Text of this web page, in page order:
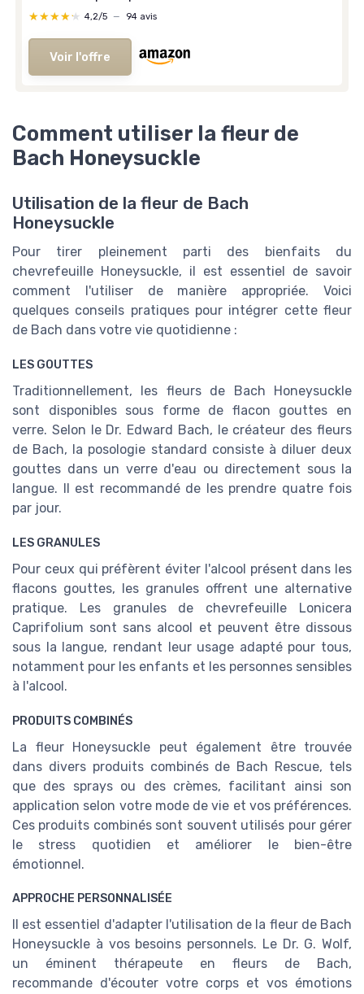
★★★★★
★★★★★ 4,2/5 — 94 avis
Voir l'offre
Comment utiliser la fleur de
Bach Honeysuckle
Utilisation de la fleur de Bach
Honeysuckle
Pour tirer pleinement parti des bienfaits du
chevrefeuille Honeysuckle, il est essentiel de savoir
comment l'utiliser de manière appropriée. Voici
quelques conseils pratiques pour intégrer cette fleur
de Bach dans votre vie quotidienne :
LES GOUTTES
Traditionnellement, les fleurs de Bach Honeysuckle
sont disponibles sous forme de flacon gouttes en
verre. Selon le Dr. Edward Bach, le créateur des fleurs
de Bach, la posologie standard consiste à diluer deux
gouttes dans un verre d'eau ou directement sous la
langue. Il est recommandé de les prendre quatre fois
par jour.
LES GRANULES
Pour ceux qui préfèrent éviter l'alcool présent dans les
flacons gouttes, les granules offrent une alternative
pratique. Les granules de chevrefeuille Lonicera
Caprifolium sont sans alcool et peuvent être dissous
sous la langue, rendant leur usage adapté pour tous,
notamment pour les enfants et les personnes sensibles
à l'alcool.
PRODUITS COMBINÉS
La fleur Honeysuckle peut également être trouvée
dans divers produits combinés de Bach Rescue, tels
que des sprays ou des crèmes, facilitant ainsi son
application selon votre mode de vie et vos préférences.
Ces produits combinés sont souvent utilisés pour gérer
le stress quotidien et améliorer le bien-être
émotionnel.
APPROCHE PERSONNALISÉE
Il est essentiel d'adapter l'utilisation de la fleur de Bach
Honeysuckle à vos besoins personnels. Le Dr. G. Wolf,
un éminent thérapeute en fleurs de Bach,
recommande d'écouter votre corps et vos émotions